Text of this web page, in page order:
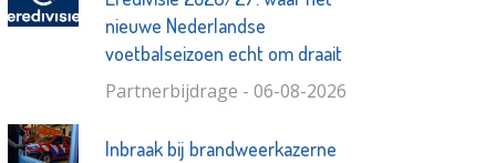
nieuwe Nederlandse
voetbalseizoen echt om draait
Partnerbijdrage - 06-08-2026
Inbraak bij brandweerkazerne